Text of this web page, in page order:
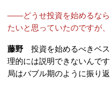
――どうせ投資を始めるなら
たいと思っていたのですが
藤野 投資を始めるべきベ
理的には説明できないんで
局はバブル期のように振り